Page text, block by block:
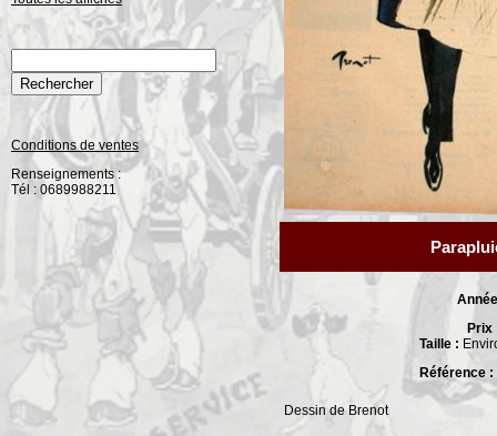
Conditions de ventes
Renseignements :
Tél : 0689988211
Prix
Taille :
Référence :
Dessin de Brenot